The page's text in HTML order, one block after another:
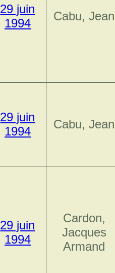
29 juin
1994
Cabu, Jean
29 juin
1994
Cabu, Jean
29 juin
1994
Cardon,
Jacques
Armand